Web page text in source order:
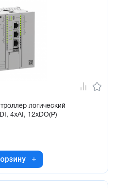
логический
4xAI, 12xDO(Р)